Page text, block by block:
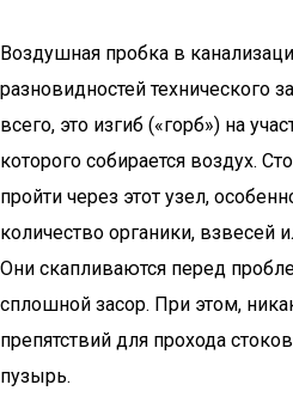
Воздушная пробка в
разновидностей технического
всего, это изгиб («горб») на
которого собирается воздух.
пройти через этот узел,
количество органики, взвесей
Они скапливаются перед
сплошной засор. При этом,
препятствий для прохода
пузырь.